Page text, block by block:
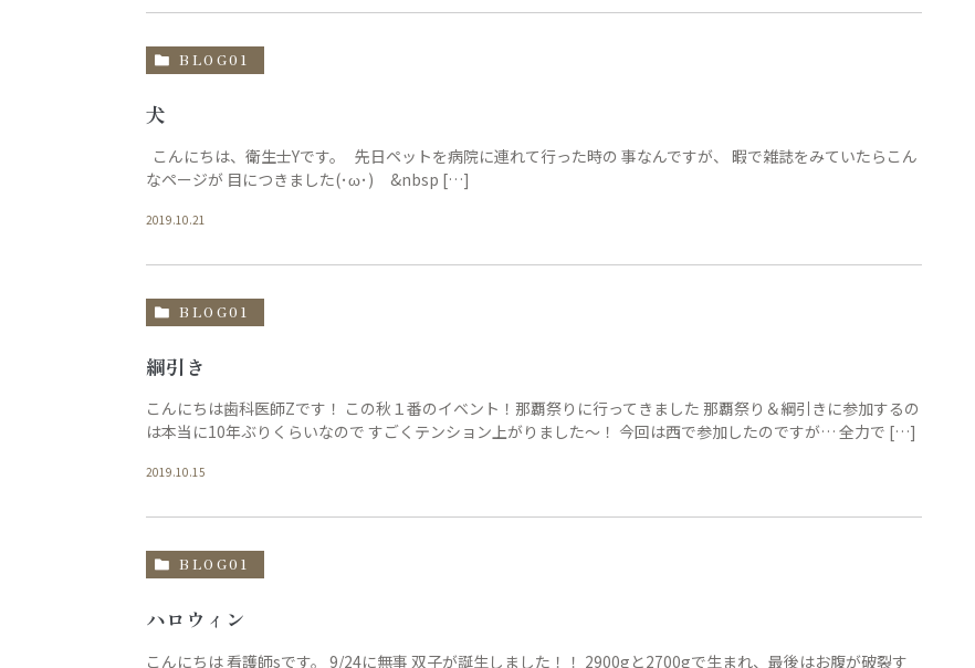
BLOG01
犬
こんにちは、衛生士Yです。 先日ペットを病院に連れて行った時の 事なんですが、 暇で雑誌をみていたらこん
なページが 目につきました(･ω･) &nbsp […]
2019.10.21
BLOG01
綱引き
こんにちは歯科医師Zです！ この秋１番のイベント！那覇祭りに行ってきました 那覇祭り＆綱引きに参加するの
は本当に10年ぶりくらいなので すごくテンション上がりました〜！ 今回は西で参加したのですが… 全力で […]
2019.10.15
BLOG01
ハロウィン
こんにちは 看護師sです。 9/24に無事 双子が誕生しました！！ 2900gと2700gで生まれ、最後はお腹が破裂す